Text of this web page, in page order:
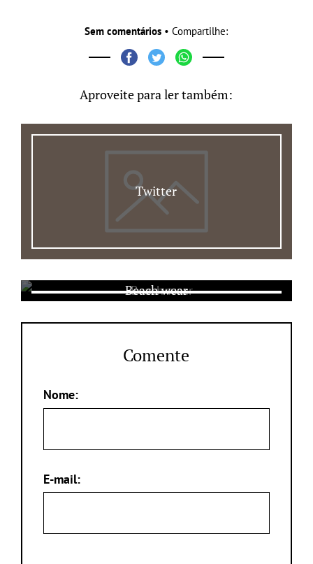
Sem comentários • Compartilhe:
Aproveite para ler também:
Twitter
Beach wear
Comente
Nome:
E-mail: